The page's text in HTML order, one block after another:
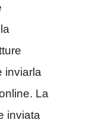
inviarla
La
inviata